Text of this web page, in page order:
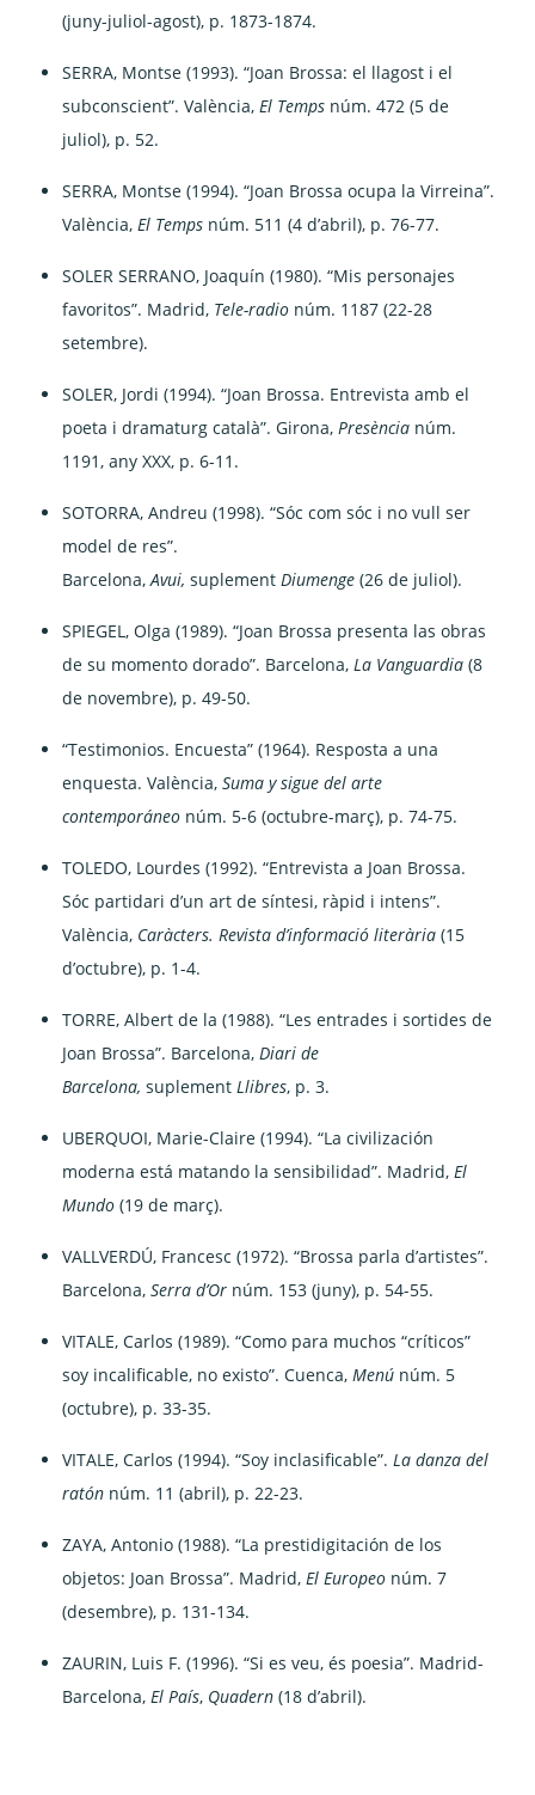
(juny-juliol-agost), p. 1873-1874.
SERRA, Montse (1993). “Joan Brossa: el llagost i el
subconscient”. València,El Temps núm. 472 (5 de
juliol), p. 52.
SERRA, Montse (1994). “Joan Brossa ocupa la Virreina”.
València,El Temps núm. 511 (4 d’abril), p. 76-77.
SOLER SERRANO, Joaquín (1980). “Mis personajes
favoritos”. Madrid, Tele-radio núm. 1187 (22-28
setembre).
SOLER, Jordi (1994). “Joan Brossa. Entrevista amb el
poeta i dramaturg català”. Girona,Presència núm.
1191, any XXX, p. 6-11.
SOTORRA, Andreu (1998). “Sóc com sóc i no vull ser
model de res”.
Barcelona,Avui,suplement Diumenge(26 de juliol).
SPIEGEL, Olga (1989). “Joan Brossa presenta las obras
de su momento dorado”. Barcelona,La Vanguardia(8
de novembre), p. 49-50.
“Testimonios. Encuesta” (1964). Resposta a una
enquesta. València,Suma y sigue del arte
contemporáneo núm. 5-6 (octubre-març), p. 74-75.
TOLEDO, Lourdes (1992). “Entrevista a Joan Brossa.
Sóc partidari d’un art de síntesi, ràpid i intens”.
València, Caràcters. Revista d’informació literària(15
d’octubre), p. 1-4.
TORRE, Albert de la (1988). “Les entrades i sortides de
Joan Brossa”. Barcelona,Diari de
Barcelona,suplementLlibres, p. 3.
UBERQUOI, Marie-Claire (1994). “La civilización
moderna está matando la sensibilidad”. Madrid,El
Mundo(19 de març).
VALLVERDÚ, Francesc (1972). “Brossa parla d’artistes”.
Barcelona,Serra d’Or núm. 153 (juny), p. 54-55.
VITALE, Carlos (1989). “Como para muchos “críticos”
soy incalificable, no existo”. Cuenca,Menú núm. 5
(octubre), p. 33-35.
VITALE, Carlos (1994). “Soy inclasificable”.La danza del
ratón núm. 11 (abril), p. 22-23.
ZAYA, Antonio (1988). “La prestidigitación de los
objetos: Joan Brossa”. Madrid,El Europeo núm. 7
(desembre), p. 131-134.
ZAURIN, Luis F. (1996). “Si es veu, és poesia”. Madrid-
Barcelona,El País, Quadern(18 d’abril).